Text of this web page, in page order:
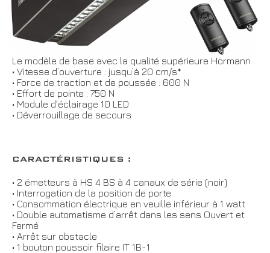
Le modèle de base avec la qualité supérieure Hörmann
• Vitesse d’ouverture : jusqu’à 20 cm/s*
• Force de traction et de poussée : 600 N
• Effort de pointe : 750 N
• Module d'éclairage 10 LED
• Déverrouillage de secours
CARACTÉRISTIQUES :
• 2 émetteurs à HS 4 BS à 4 canaux de série (noir)
• Interrogation de la position de porte
• Consommation électrique en veuille inférieur à 1 watt
• Double automatisme d’arrêt dans les sens Ouvert et
Fermé
• Arrêt sur obstacle
• 1 bouton poussoir filaire IT 1B-1